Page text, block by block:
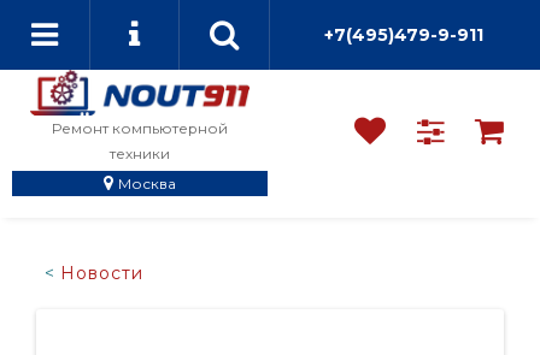
+7(495)479-9-911
Ремонт компьютерной
техники
Москва
Новости